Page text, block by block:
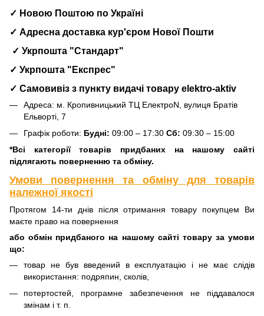
✓ Новою Поштою по Україні
✓ Адресна доставка кур'єром Нової Пошти
✓ Укрпошта "Стандарт"
✓ Укрпошта "Експрес"
✓ Самовивіз з пункту видачі товару elektro-aktiv
Адреса: м. Кропивницький ТЦ ЕлектроN, вулиця Братів
Ельворті, 7
Графік роботи: Будні: 09:00 – 17:30 Сб: 09:30 – 15:00
*Всі категорії товарів придбаних на нашому сайті
підлягають поверненню та обміну.
Умови повернення та обміну для товарів
належної якості
Протягом 14-ти днів після отримання товару покупцем Ви
маєте право на повернення
або обмін придбаного на нашому сайті товару за умови
що:
товар не був введений в експлуатацію і не має слідів
використання: подряпин, сколів,
потертостей, програмне забезпечення не піддавалося
змінам і т. п.